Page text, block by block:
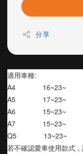
分享
適用車種:
A4              16~23~
A5              17~23~
A6              15~23~
A7              15~23~
Q5              13~23~
若不確認愛車使用款式